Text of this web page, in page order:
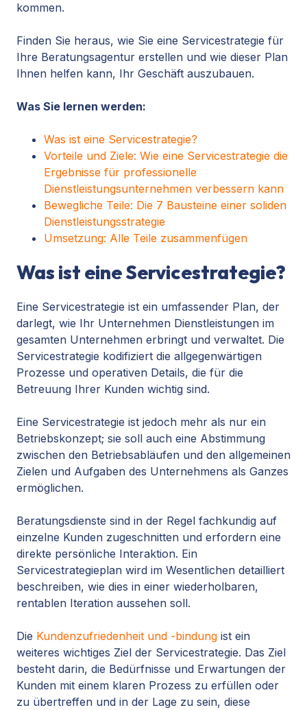
kommen.
Finden Sie heraus, wie Sie eine Servicestrategie für
Ihre Beratungsagentur erstellen und wie dieser Plan
Ihnen helfen kann, Ihr Geschäft auszubauen.
Was Sie lernen werden:
Was ist eine Servicestrategie?
Vorteile und Ziele: Wie eine Servicestrategie die
Ergebnisse für professionelle
Dienstleistungsunternehmen verbessern kann
Bewegliche Teile: Die 7 Bausteine einer soliden
Dienstleistungsstrategie
Umsetzung: Alle Teile zusammenfügen
Was ist eine Servicestrategie?
Eine Servicestrategie ist ein umfassender Plan, der
darlegt, wie Ihr Unternehmen Dienstleistungen im
gesamten Unternehmen erbringt und verwaltet. Die
Servicestrategie kodifiziert die allgegenwärtigen
Prozesse und operativen Details, die für die
Betreuung Ihrer Kunden wichtig sind.
Eine Servicestrategie ist jedoch mehr als nur ein
Betriebskonzept; sie soll auch eine Abstimmung
zwischen den Betriebsabläufen und den allgemeinen
Zielen und Aufgaben des Unternehmens als Ganzes
ermöglichen.
Beratungsdienste sind in der Regel fachkundig auf
einzelne Kunden zugeschnitten und erfordern eine
direkte persönliche Interaktion. Ein
Servicestrategieplan wird im Wesentlichen detailliert
beschreiben, wie dies in einer wiederholbaren,
rentablen Iteration aussehen soll.
Die Kundenzufriedenheit und -bindung ist ein
weiteres wichtiges Ziel der Servicestrategie. Das Ziel
besteht darin, die Bedürfnisse und Erwartungen der
Kunden mit einem klaren Prozess zu erfüllen oder
zu übertreffen und in der Lage zu sein, diese